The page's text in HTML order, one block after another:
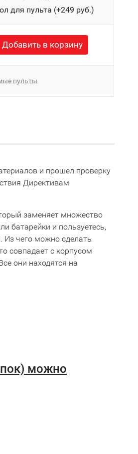
для пульта (+249 руб.)
Добавить в корзину
пульты
и прошел проверку
Директивам
заменяет множество
батарейки и пользуетесь,
Из чего можно сделать
совпадает с корпусом
они находятся на
можно